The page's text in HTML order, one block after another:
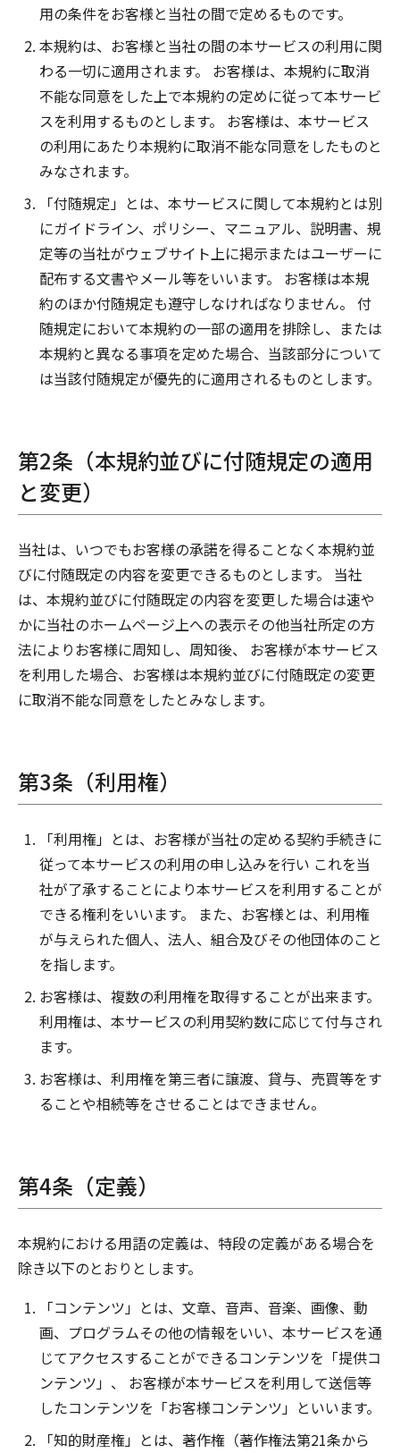
用の条件をお客様と当社の間で定めるものです。
本規約は、お客様と当社の間の本サービスの利用に関
わる一切に適用されます。 お客様は、本規約に取消
不能な同意をした上で本規約の定めに従って本サービ
スを利用するものとします。 お客様は、本サービス
の利用にあたり本規約に取消不能な同意をしたものと
みなされます。
「付随規定」とは、本サービスに関して本規約とは別
にガイドライン、ポリシー、マニュアル、説明書、規
定等の当社がウェブサイト上に掲示またはユーザーに
配布する文書やメール等をいいます。 お客様は本規
約のほか付随規定も遵守しなければなりません。 付
随規定において本規約の一部の適用を排除し、または
本規約と異なる事項を定めた場合、当該部分について
は当該付随規定が優先的に適用されるものとします。
第2条（本規約並びに付随規定の適用
と変更）
当社は、いつでもお客様の承諾を得ることなく本規約並
びに付随既定の内容を変更できるものとします。 当社
は、本規約並びに付随既定の内容を変更した場合は速や
かに当社のホームページ上への表示その他当社所定の方
法によりお客様に周知し、周知後、 お客様が本サービス
を利用した場合、お客様は本規約並びに付随既定の変更
に取消不能な同意をしたとみなします。
第3条（利用権）
「利用権」とは、お客様が当社の定める契約手続きに
従って本サービスの利用の申し込みを行い これを当
社が了承することにより本サービスを利用することが
できる権利をいいます。 また、お客様とは、利用権
が与えられた個人、法人、組合及びその他団体のこと
を指します。
お客様は、複数の利用権を取得することが出来ます。
利用権は、本サービスの利用契約数に応じて付与され
ます。
お客様は、利用権を第三者に譲渡、貸与、売買等をす
ることや相続等をさせることはできません。
第4条（定義）
本規約における用語の定義は、特段の定義がある場合を
除き以下のとおりとします。
「コンテンツ」とは、文章、音声、音楽、画像、動
画、プログラムその他の情報をいい、本サービスを通
じてアクセスすることができるコンテンツを「提供コ
ンテンツ」、 お客様が本サービスを利用して送信等
したコンテンツを「お客様コンテンツ」といいます。
「知的財産権」とは、著作権（著作権法第21条から